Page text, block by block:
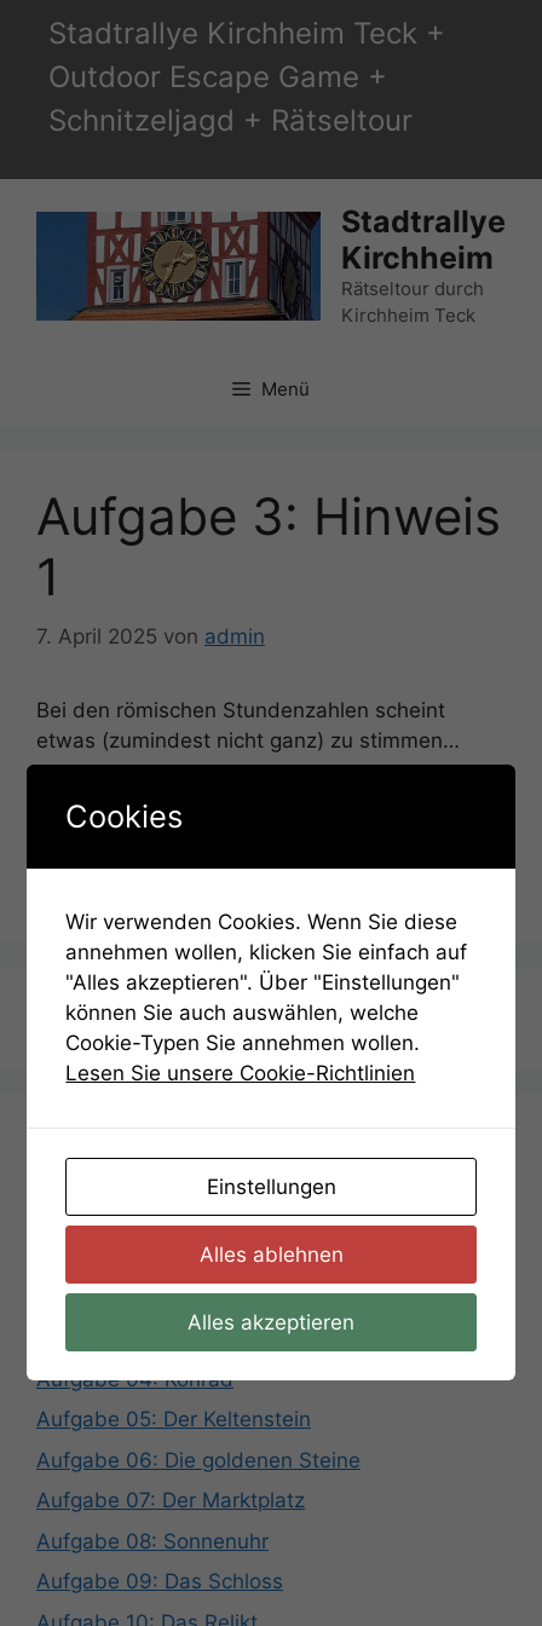
Inhalt
springen
Stadtrallye Kirchheim Teck +
Outdoor Escape Game +
Schnitzeljagd + Rätseltour
Stadtrallye
Kirchheim
Rätseltour durch
Kirchheim Teck
Menü
Aufgabe 3: Hinweis
1
7. April 2025 von admin
Bei den römischen Stundenzahlen scheint
etwas (zumindest nicht ganz) zu stimmen…
Kategorien
Hinweise
Termin Anfragen
Hier startet die Stadtrallye
Aufgabe 01: Loop
Aufgabe 02: Der Vogel
Aufgabe 03: Das Rätsel der Uhr
Aufgabe 04: Konrad
Aufgabe 05: Der Keltenstein
Aufgabe 06: Die goldenen Steine
Aufgabe 07: Der Marktplatz
Aufgabe 08: Sonnenuhr
Aufgabe 09: Das Schloss
Cookies
Wir verwenden Cookies. Wenn Sie diese
annehmen wollen, klicken Sie einfach auf
"Alles akzeptieren". Über "Einstellungen"
können Sie auch auswählen, welche
Cookie-Typen Sie annehmen wollen.
Lesen Sie unsere Cookie-Richtlinien
Einstellungen
Alles ablehnen
Alles akzeptieren